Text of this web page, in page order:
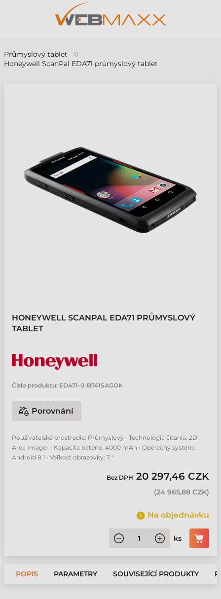
Průmyslový tablet
Honeywell ScanPal EDA71 průmyslový tablet
HONEYWELL SCANPAL EDA71 PRŮMYSLOVÝ
TABLET
Číslo produktu: EDA71-0-B741SAGOK
Porovnání
Používateľské prostredie: Průmyslový • Technológia čítania: 2D
Area Imager • Kapacita batérie: 4000 mAh • Operačný systém:
Android 8.1 • Veľkosť obrazovky: 7 "
Bez DPH 20 297,46 CZK
(24 965,88 CZK)
Na objednávku
ks
POPIS PARAMETRY SOUVISEJÍCÍ PRODUKTY